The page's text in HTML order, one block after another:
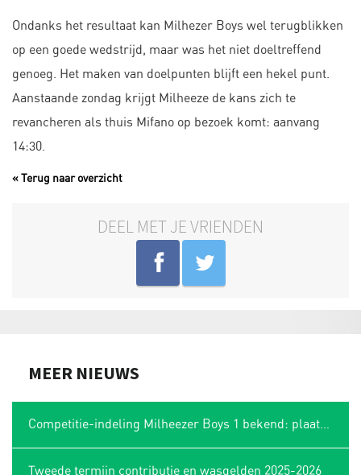
Ondanks het resultaat kan Milhezer Boys wel terugblikken
op een goede wedstrijd, maar was het niet doeltreffend
genoeg. Het maken van doelpunten blijft een hekel punt.
Aanstaande zondag krijgt Milheeze de kans zich te
revancheren als thuis Mifano op bezoek komt: aanvang
14:30.
« Terug naar overzicht
DEEL MET JE VRIENDEN
MEER NIEUWS
Tweede termijn contributie en wasgelden 2025-2026